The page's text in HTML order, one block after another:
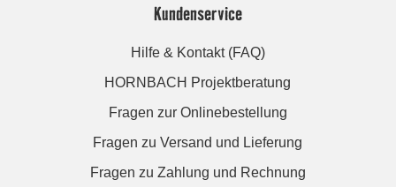
Kundenservice
Hilfe & Kontakt (FAQ)
HORNBACH Projektberatung
Fragen zur Onlinebestellung
Fragen zu Versand und Lieferung
Fragen zu Zahlung und Rechnung